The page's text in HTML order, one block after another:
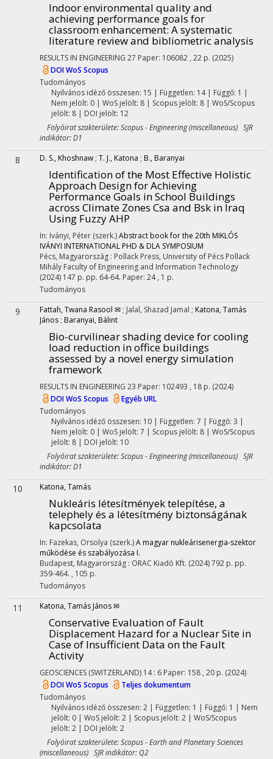
Indoor environmental quality and
achieving performance goals for
classroom enhancement: A systematic
literature review and bibliometric analysis
RESULTS IN ENGINEERING 27 Paper: 106082 , 22 p. (2025)
DOIWoS Scopus
Tudományos
Nyilvános idéző összesen: 15 | Független: 14 | Függő: 1 |
Nem jelölt: 0 | WoS jelölt: 8 | Scopus jelölt: 8 | WoS/Scopus
jelölt: 8 | DOI jelölt: 12
Folyóirat szakterülete: Scopus - Engineering (miscellaneous) SJR
indikátor: D1
8 D. S., Khoshnaw ; T. J., Katona ; B., Baranyai
Identification of the Most Effective Holistic
Approach Design for Achieving
Performance Goals in School Buildings
across Climate Zones Csa and Bsk in Iraq
Using Fuzzy AHP
In: Iványi, Péter (szerk.)Abstract book for the 20th MIKLÓS
IVÁNYI INTERNATIONAL PHD & DLA SYMPOSIUM
Pécs, Magyarország : Pollack Press, University of Pécs Pollack
Mihály Faculty of Engineering and Information Technology
(2024) 147 p. pp. 64-64. Paper: 24 , 1 p.
Tudományos
9 Fattah, Twana Rasool ✉ ; Jalal, Shazad Jamal ; Katona, Tamás
János ; Baranyai, Bálint
Bio-curvilinear shading device for cooling
load reduction in office buildings
assessed by a novel energy simulation
framework
RESULTS IN ENGINEERING 23 Paper: 102493 , 18 p. (2024)
DOIWoS Scopus
Egyéb URL
Tudományos
Nyilvános idéző összesen: 10| Független: 7 | Függő: 3 |
Nem jelölt: 0 | WoS jelölt: 7 | Scopus jelölt: 8 | WoS/Scopus
jelölt: 8 | DOI jelölt: 10
Folyóirat szakterülete: Scopus - Engineering (miscellaneous) SJR
indikátor: D1
10 Katona, Tamás
Nukleáris létesítmények telepítése, a
telephely és a létesítmény biztonságának
kapcsolata
In: Fazekas, Orsolya (szerk.)A magyar nukleárisenergia-szektor
működése és szabályozása I.
Budapest, Magyarország : ORAC Kiadó Kft. (2024)792 p. pp.
359-464. , 105 p.
Tudományos
11 Katona, Tamás János ✉
Conservative Evaluation of Fault
Displacement Hazard for a Nuclear Site in
Case of Insufficient Data on the Fault
Activity
GEOSCIENCES (SWITZERLAND) 14: 6 Paper: 158 , 20 p. (2024)
DOIWoS Scopus
Teljes dokumentum
Tudományos
Nyilvános idéző összesen: 2| Független: 1 | Függő: 1 | Nem
jelölt: 0 | WoS jelölt: 2 | Scopus jelölt: 2 | WoS/Scopus
jelölt: 2 | DOI jelölt: 2
Folyóirat szakterülete: Scopus - Earth and Planetary Sciences
(miscellaneous) SJR indikátor: Q2